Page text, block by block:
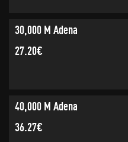
30,000 M Adena
27.20€
40,000 M Adena
36.27€